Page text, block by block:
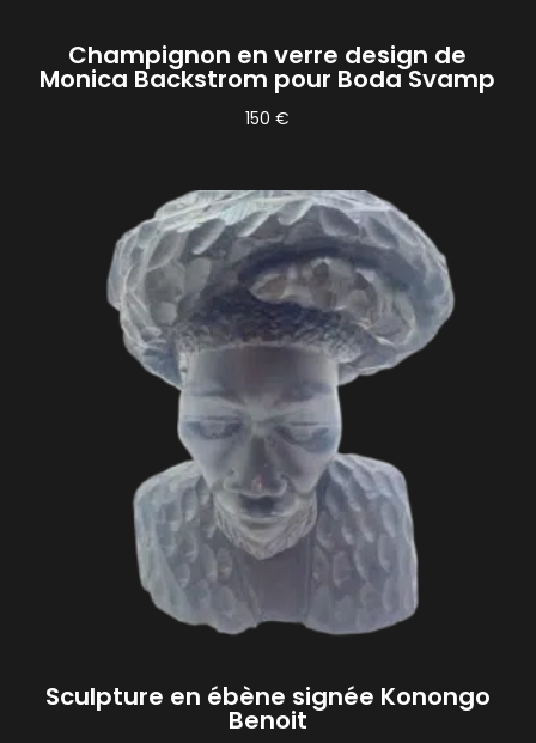
Champignon en verre design de
Monica Backstrom pour Boda Svamp
150€
Sculpture en ébène signée Konongo
Benoit